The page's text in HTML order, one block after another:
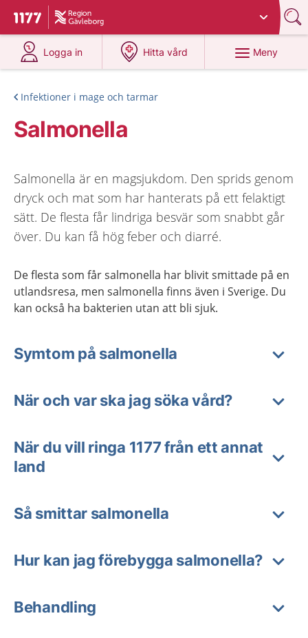
Till startsidan för 1177
Du har valt region
Logga in
på 1177.se
Hitta vård
på 1177.se
Meny
Infektioner i mage och tarmar
Salmonella
Salmonella är en magsjukdom. Den sprids genom
dryck och mat som har hanterats på ett felaktigt
sätt. De flesta får lindriga besvär som snabbt går
över. Du kan få hög feber och diarré.
De flesta som får salmonella har blivit smittade på en
utlandsresa, men salmonella finns även i Sverige. Du
kan också ha bakterien utan att bli sjuk.
Symtom på salmonella
När och var ska jag söka vård?
När du vill ringa 1177 från ett annat
land
Så smittar salmonella
Hur kan jag förebygga salmonella?
Behandling